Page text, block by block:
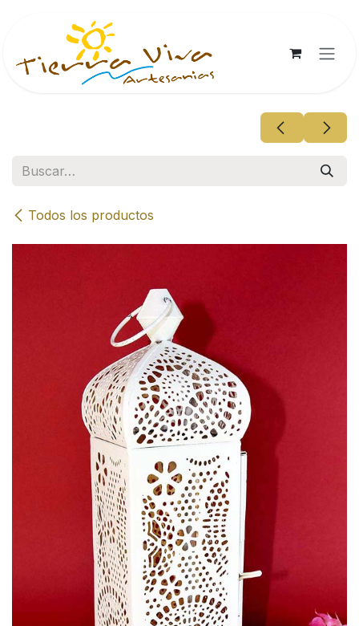
Todos los productos